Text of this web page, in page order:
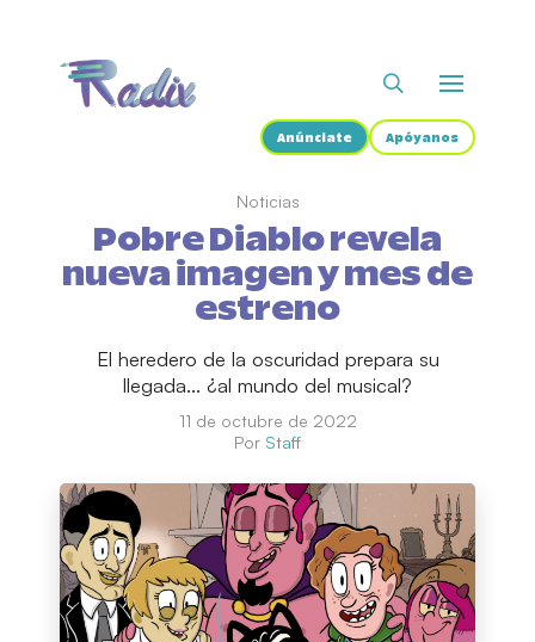
Anúnciate Apóyanos
Noticias
Pobre Diablo revela
nueva imagen y mes de
estreno
El heredero de la oscuridad prepara su
llegada... ¿al mundo del musical?
11 de octubre de 2022
Por Staff